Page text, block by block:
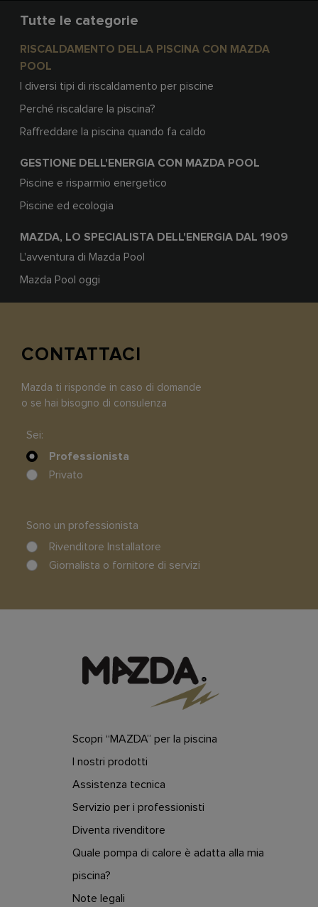
Tutte le categorie
RISCALDAMENTO DELLA PISCINA CON MAZDA
POOL
I diversi tipi di riscaldamento per piscine
Perché riscaldare la piscina?
Raffreddare la piscina quando fa caldo
GESTIONE DELL'ENERGIA CON MAZDA POOL
Piscine e risparmio energetico
Piscine ed ecologia
MAZDA, LO SPECIALISTA DELL'ENERGIA DAL 1909
L'avventura di Mazda Pool
Mazda Pool oggi
Scopri “MAZDA” per la piscina
I nostri prodotti
Assistenza tecnica
Servizio per i professionisti
Diventa rivenditore
Quale pompa di calore è adatta alla mia
piscina?
Note legali
CONTATTACI
Mazda ti risponde in caso di domande
o se hai bisogno di consulenza
Sei:
Professionista
Privato
Sono un professionista
Rivenditore Installatore
Giornalista o fornitore di servizi